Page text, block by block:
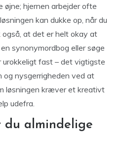
øjne; hjernen arbejder ofte
kan dukke op, når du
at det er helt okay at
synonymordbog eller søge
urokkeligt fast – det vigtigste
og nysgerrigheden ved at
løsningen kræver et kreativt
udefra.
du almindelige